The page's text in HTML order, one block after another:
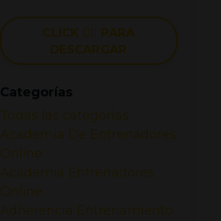
CLICK 👉🏼 PARA
DESCARGAR
Todas las categorías
Academia De Entrenadores
Online
Academia Entrenadores
Online
Adherencia Entrenamiento